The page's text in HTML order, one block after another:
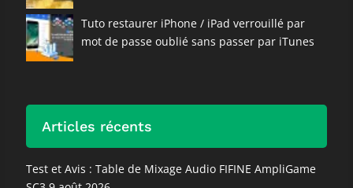
Tuto restaurer iPhone / iPad verrouillé par
mot de passe oublié sans passer par iTunes
Articles récents
Test et Avis : Table de Mixage Audio FIFINE AmpliGame